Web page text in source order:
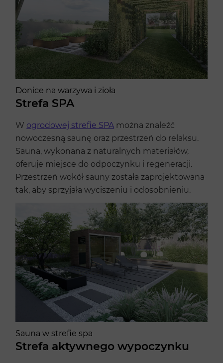
Donice na warzywa i zioła
Strefa SPA
W ogrodowej strefie SPA można znaleźć
nowoczesną saunę oraz przestrzeń do relaksu.
Sauna, wykonana z naturalnych materiałów,
oferuje miejsce do odpoczynku i regeneracji.
Przestrzeń wokół sauny została zaprojektowana
tak, aby sprzyjała wyciszeniu i odosobnieniu.
Sauna w strefie spa
Strefa aktywnego wypoczynku